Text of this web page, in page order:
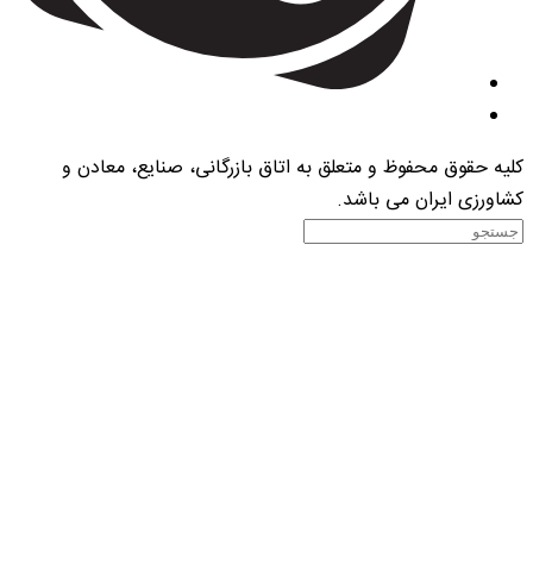
حقوق محفوظ و متعلق به اتاق بازرگانی، صنایع، معادن و
ایران می باشد.